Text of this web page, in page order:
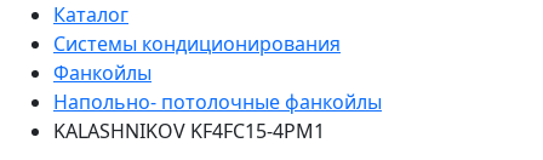
Каталог
Системы кондиционирования
Фанкойлы
Напольно- потолочные фанкойлы
KALASHNIKOV KF4FC15-4PM1